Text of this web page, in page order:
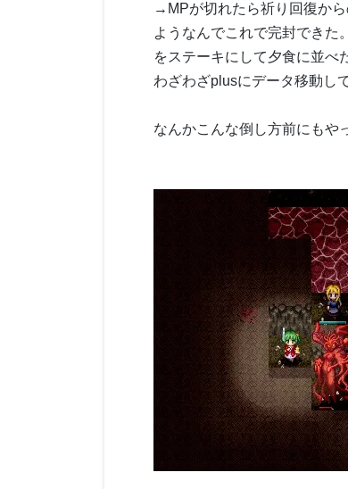
→MPが切れたら祈り回復か
ようなんでこれで完封できた
をステーキにして夕食に並
わざわざplusにデータ移動し
なんかこんな倒し方前にもや